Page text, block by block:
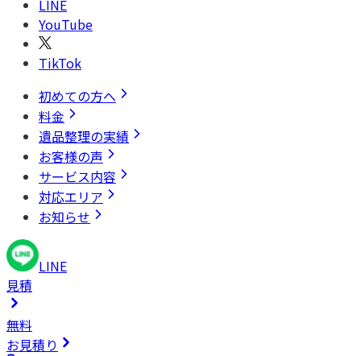
LINE
YouTube
TikTok
初めての方へ
料金
遺品整理の実績
お客様の声
サービス内容
対応エリア
お知らせ
LINE
見積
無料
お見積り